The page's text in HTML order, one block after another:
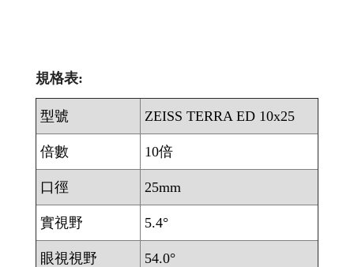
規格表:
型號 ZEISS TERRA ED 10x25
倍數 10倍
口徑 25mm
實視野 5.4°
眼視視野 54.0°